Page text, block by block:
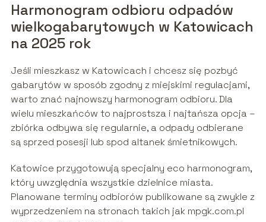
Harmonogram odbioru odpadów
wielkogabarytowych w Katowicach
na 2025 rok
Jeśli mieszkasz w Katowicach i chcesz się pozbyć
gabarytów w sposób zgodny z miejskimi regulacjami,
warto znać najnowszy harmonogram odbioru. Dla
wielu mieszkańców to najprostsza i najtańsza opcja –
zbiórka odbywa się regularnie, a odpady odbierane
są sprzed posesji lub spod altanek śmietnikowych.
Katowice przygotowują specjalny eco harmonogram,
który uwzględnia wszystkie dzielnice miasta.
Planowane terminy odbiorów publikowane są zwykle z
wyprzedzeniem na stronach takich jak mpgk.com.pl